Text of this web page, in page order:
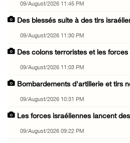
09/August/2026 11:45 PM
Des blessés suite à des tirs
09/August/2026 11:30 PM
Des colons terroristes et les
09/August/2026 11:03 PM
Bombardements d'artillerie et tirs
09/August/2026 10:31 PM
Les forces israéliennes lancent
09/August/2026 09:22 PM